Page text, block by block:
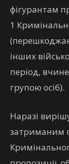
фігурантам
1
інших
період,
групою осіб).
Наразі
затриманим